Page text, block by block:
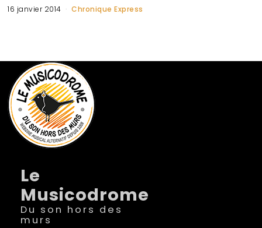
16 janvier 2014 Chronique Express
Le
Musicodrome
Du son hors des
murs